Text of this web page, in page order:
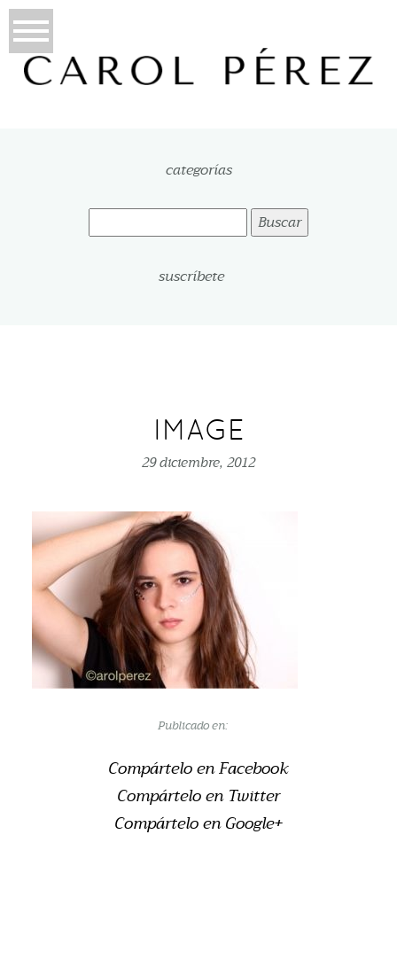
categorías
Buscar:
suscríbete
IMAGE
29 diciembre, 2012
Publicado en:
Compártelo en Facebook
Compártelo en Twitter
Compártelo en Google+